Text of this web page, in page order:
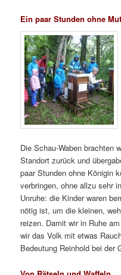
Ein paar Stunden ohne
Die Schau-Waben brachten
Standort zurück und
paar Stunden ohne Königin
verbringen, ohne allzu sehr
Unruhe: die Kinder waren
nötig ist, um die kleinen,
reizen. Damit wir in Ruhe
wir das Volk mit etwas
Bedeutung Reinhold bei der